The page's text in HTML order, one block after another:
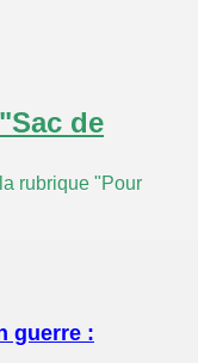
de
rubrique "Pour
guerre :